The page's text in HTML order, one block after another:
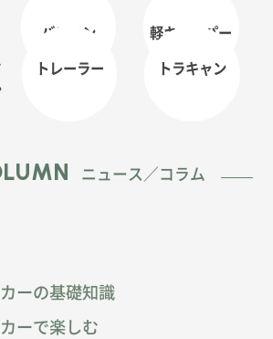
バンコン
軽キャンパー
トレーラー トラキャン
ニュース／コラム
ーの基礎知識
ーで楽しむ